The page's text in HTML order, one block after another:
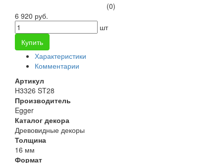
(0)
6 920 руб.
шт
Купить
Характеристики
Комментарии
Артикул
H3326 ST28
Производитель
Egger
Каталог декора
Древовидные декоры
Толщина
16 мм
Формат